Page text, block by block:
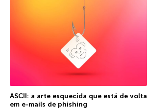
ASCII: a arte esquecida que está de volta
em e-mails de phishing